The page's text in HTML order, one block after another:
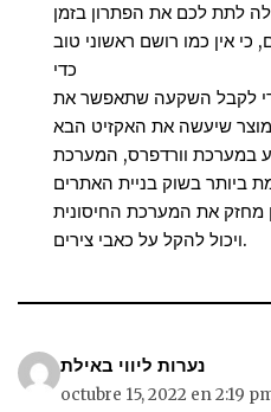
לתת לכם את הפתרון בזמן
אין כמו רושם ראשוני טוב
כדי
לקבל השקעה שתאפשר את
במערכת וורדפרס, המערכת
ויכול להקל על כאבי צירים.
נערות ליווי באילת
octubre 15, 2022 en 2:19